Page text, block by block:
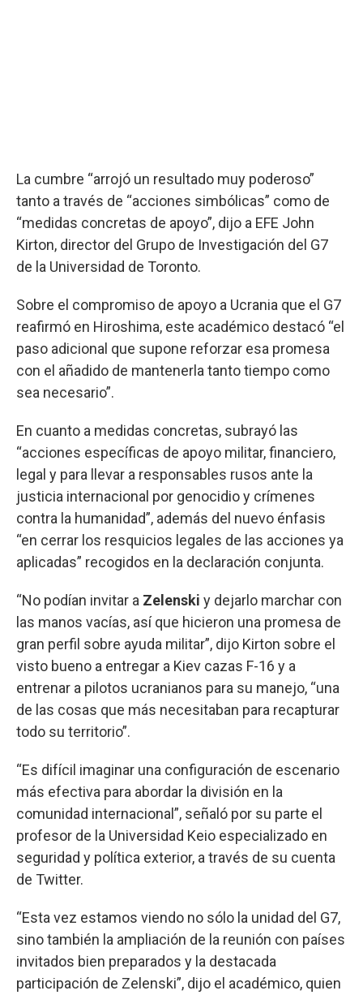
La cumbre “arrojó un resultado muy poderoso”
tanto a través de “acciones simbólicas” como de
“medidas concretas de apoyo”, dijo a EFE John
Kirton, director del Grupo de Investigación del G7
de la Universidad de Toronto.
Sobre el compromiso de apoyo a Ucrania que el G7
reafirmó en Hiroshima, este académico destacó “el
paso adicional que supone reforzar esa promesa
con el añadido de mantenerla tanto tiempo como
sea necesario”.
En cuanto a medidas concretas, subrayó las
“acciones específicas de apoyo militar, financiero,
legal y para llevar a responsables rusos ante la
justicia internacional por genocidio y crímenes
contra la humanidad”, además del nuevo énfasis
“en cerrar los resquicios legales de las acciones ya
aplicadas” recogidos en la declaración conjunta.
“No podían invitar a Zelenski y dejarlo marchar con
las manos vacías, así que hicieron una promesa de
gran perfil sobre ayuda militar”, dijo Kirton sobre el
visto bueno a entregar a Kiev cazas F-16 y a
entrenar a pilotos ucranianos para su manejo, “una
de las cosas que más necesitaban para recapturar
todo su territorio”.
“Es difícil imaginar una configuración de escenario
más efectiva para abordar la división en la
comunidad internacional”, señaló por su parte el
profesor de la Universidad Keio especializado en
seguridad y política exterior, a través de su cuenta
de Twitter.
“Esta vez estamos viendo no sólo la unidad del G7,
sino también la ampliación de la reunión con países
invitados bien preparados y la destacada
participación de Zelenski”, dijo el académico, quien